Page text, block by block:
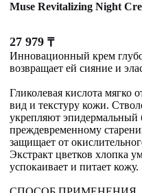
Muse Revitalizing Night
27 979 ₸
Инновационный крем
возвращает ей сияние и
Гликолевая кислота мягко
вид и текстуру кожи.
укрепляют эпидермальный
преждевременному
защищает от
Экстракт цветков хлопка
успокаивает и питает кожу.